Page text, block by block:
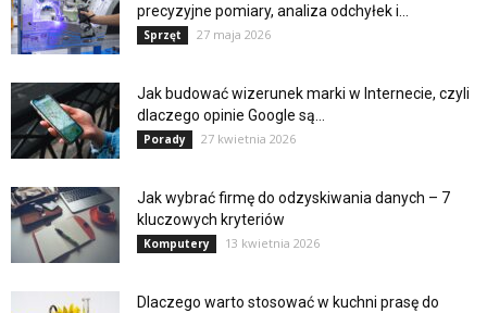
precyzyjne pomiary, analiza odchyłek i...
Sprzęt 27 maja 2026
Jak budować wizerunek marki w Internecie, czyli
dlaczego opinie Google są...
Porady 27 kwietnia 2026
Jak wybrać firmę do odzyskiwania danych – 7
kluczowych kryteriów
Komputery 13 kwietnia 2026
Dlaczego warto stosować w kuchni prasę do